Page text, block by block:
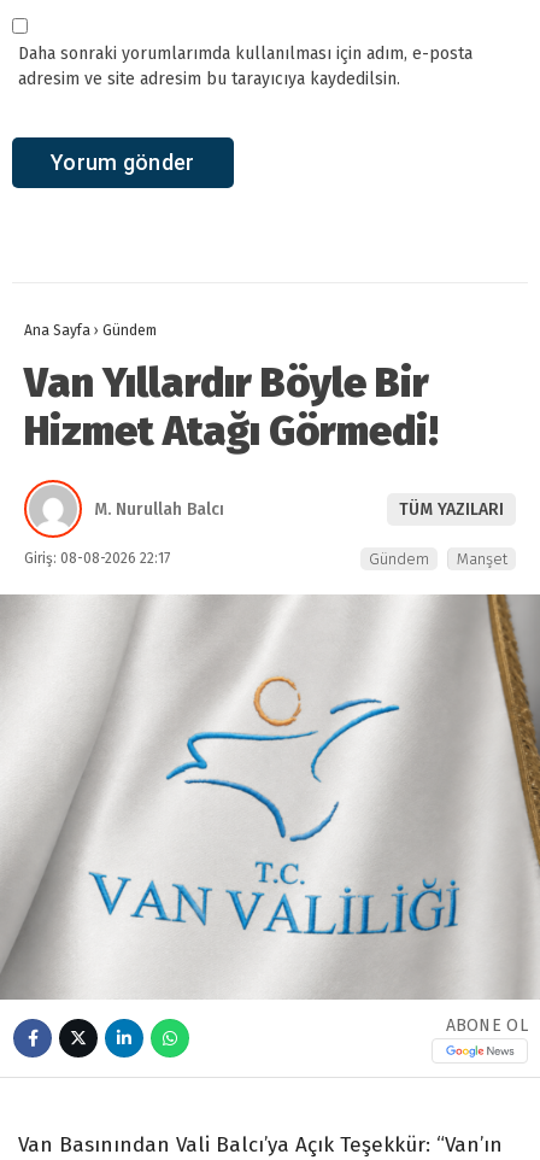
Daha sonraki yorumlarımda kullanılması için adım, e-posta
adresim ve site adresim bu tarayıcıya kaydedilsin.
Ana Sayfa › Gündem
Van Yıllardır Böyle Bir
Hizmet Atağı Görmedi!
M. Nurullah Balcı TÜM YAZILARI
Giriş: 08-08-2026 22:17 Gündem Manşet
ABONE OL
Van Basınından Vali Balcı’ya Açık Teşekkür: “Van’ın